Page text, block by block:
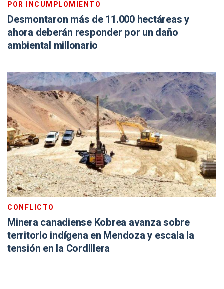
POR INCUMPLOMIENTO
Desmontaron más de 11.000 hectáreas y
ahora deberán responder por un daño
ambiental millonario
CONFLICTO
Minera canadiense Kobrea avanza sobre
territorio indígena en Mendoza y escala la
tensión en la Cordillera